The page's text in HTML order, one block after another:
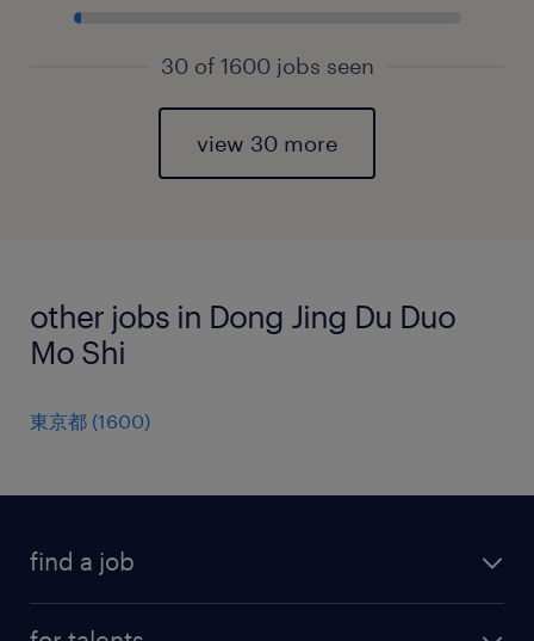
30 of 1600 jobs seen
view 30 more
other jobs in Dong Jing Du Duo
Mo Shi
東京都 (1600)
find a job